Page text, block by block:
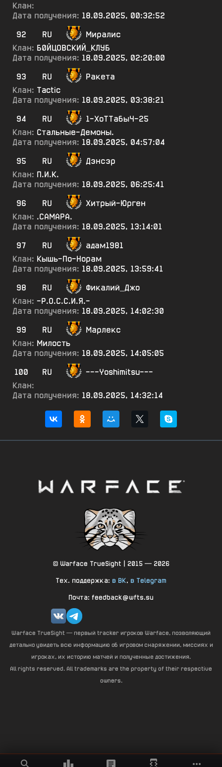
Клан:
Дата получения: 18.09.2025, 00:32:52
92
RU
Миралис
Клан: Б0ЙЦОВСКИЙ_КЛУБ
Дата получения: 18.09.2025, 02:20:00
93
RU
Ракета
Клан: Tactic
Дата получения: 18.09.2025, 03:38:21
94
RU
1-ХоТТабыЧ-25
Клан: Стальные-Демоны.
Дата получения: 18.09.2025, 04:57:04
95
RU
Дэнсэр
Клан: П.И.К.
Дата получения: 18.09.2025, 06:25:41
96
RU
Хитрый-Юрген
Клан: .САМАРА.
Дата получения: 18.09.2025, 13:14:01
97
RU
адам1981
Клан: Кышь-По-Норам
Дата получения: 18.09.2025, 13:59:41
98
RU
Фикалий_Джо
Клан: -Р.О.С.С.И.Я.-
Дата получения: 18.09.2025, 14:02:30
99
RU
Марлекс
Клан: Милость
Дата получения: 18.09.2025, 14:05:05
100
RU
---Yoshimitsu---
Клан:
Дата получения: 18.09.2025, 14:32:14
© Warface TrueSight | 2015 — 2026
Тех. поддержка: в ВК, в Telegram
Почта: feedback@wfts.su
Warface TrueSight — первый tracker игроков Warface, позволяющий
детально увидеть всю информацию об игровом снаряжении, миссиях и
игроках, их историю матчей и полученные достижения.
All rights reserved. All trademarks are the property of their respective
owners.